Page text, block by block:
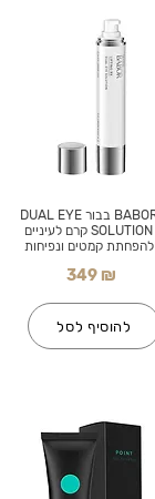
BABOR בבור DUAL EYE
SOLUTION קרם לעיניים
להפחתת קמטים ונפיחות
349 ₪
להוסיף לסל